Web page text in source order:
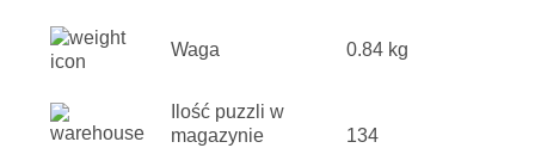
Waga 0.84 kg
Ilość puzzli w
magazynie
134